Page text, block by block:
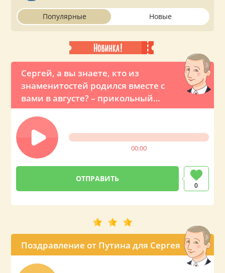
статус (по желанию) и звонок от президента поступит
на телефон вашему близкому или знакомому Сергею.
Популярные Новые
Сергей, а вы знаете, кто из
знаменитостей родился вместе с
вами в августе? – прикольный
звонок с именным поздравлением
от Владимира Владимировича
00:00
0
Поздравление от Путина для Сергея